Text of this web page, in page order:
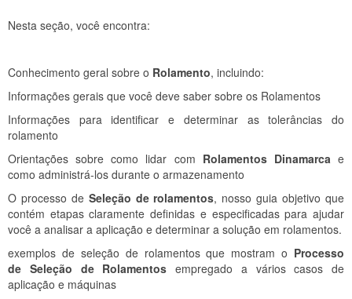
Nesta seção, você encontra:
Conhecimento geral sobre o Rolamento, incluindo:
Informações gerais que você deve saber sobre os Rolamentos
Informações para identificar e determinar as tolerâncias do
rolamento
Orientações sobre como lidar com Rolamentos Dinamarcae
como administrá-los durante o armazenamento
O processo de Seleção de rolamentos, nosso guia objetivo que
contém etapas claramente definidas e especificadas para ajudar
você a analisar a aplicação e determinar a solução em rolamentos.
exemplos de seleção de rolamentos que mostram o Processo
de Seleção de Rolamentos empregado a vários casos de
aplicação e máquinas